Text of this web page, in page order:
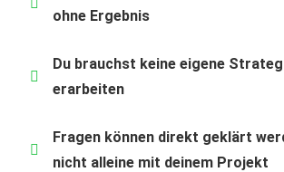
ohne Ergebnis
Du brauchst keine eigene
erarbeiten
Fragen können direkt geklärt
nicht alleine mit deinem Projekt